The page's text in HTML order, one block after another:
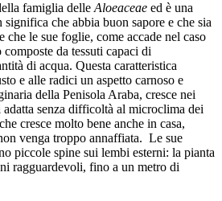
famiglia delle Aloeaceae ed è una
che abbia buon sapore e che sia
le sue foglie, come accade nel caso
da tessuti capaci di
di acqua. Questa caratteristica
e alle radici un aspetto carnoso e
della Penisola Araba, cresce nei
senza difficoltà al microclima dei
cresce molto bene anche in casa,
venga troppo annaffiata. Le sue
piccole spine sui lembi esterni: la pianta
ragguardevoli, fino a un metro di